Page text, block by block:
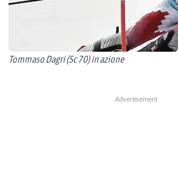
Tommaso Dagri (Sc 70) in azione